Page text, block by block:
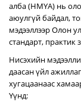
алба (НМҮА) нь
аюулгүй байдал,
мэдээллээр Олон
стандарт, практик
Нисэхийн
даасан үйл
хугацаанаас
Үүнд: